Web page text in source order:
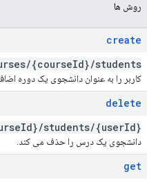
روش ها
create
/{courseId}/students
کاربر را به عنوان دانشجوی یک دوره
delete
Id}/students/{userId}
دانشجوی یک درس را حذف می کند.
get